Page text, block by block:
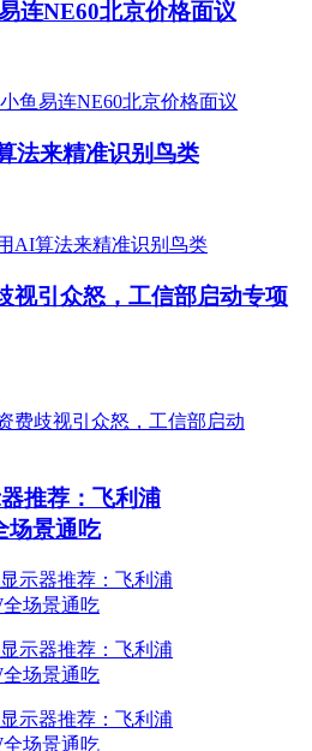
连NE60北京价格面议
法来精准识别鸟类
视引众怒，工信部启动专项
推荐：飞利浦
场景通吃